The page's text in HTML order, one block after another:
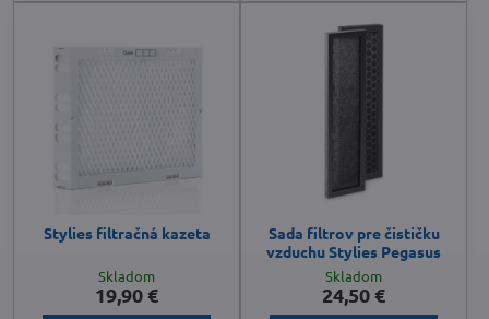
Stylies filtračná kazeta
Skladom
19,90 €
Sada filtrov pre čističku
vzduchu Stylies Pegasus
Skladom
24,50 €